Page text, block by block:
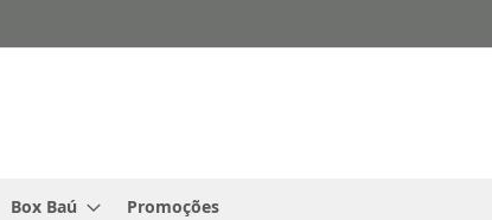
Box Baú Promoções